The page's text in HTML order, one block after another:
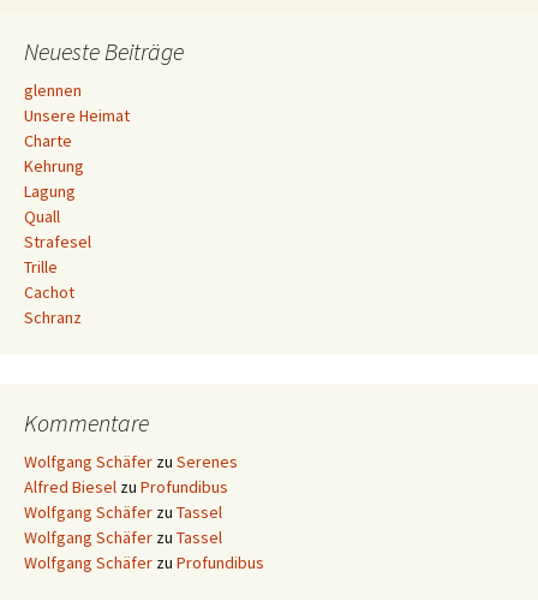
Neueste Beiträge
glennen
Unsere Heimat
Charte
Kehrung
Lagung
Quall
Strafesel
Trille
Cachot
Schranz
Kommentare
Wolfgang Schäfer zu Serenes
Alfred Biesel zu Profundibus
Wolfgang Schäfer zu Tassel
Wolfgang Schäfer zu Tassel
Wolfgang Schäfer zu Profundibus